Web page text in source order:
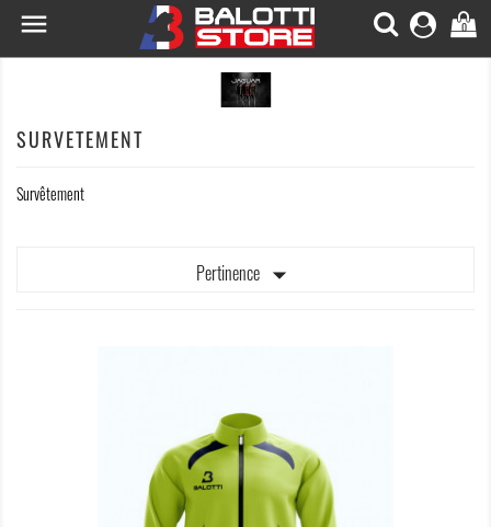
 0
SURVETEMENT
Survêtement
Pertinence 